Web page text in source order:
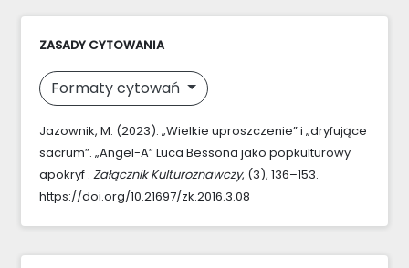
ZASADY CYTOWANIA
Formaty cytowań
Jazownik, M. (2023). „Wielkie uproszczenie” i „dryfujące
sacrum”. „Angel-A” Luca Bessona jako popkulturowy
apokryf . Załącznik Kulturoznawczy, (3), 136–153.
https://doi.org/10.21697/zk.2016.3.08